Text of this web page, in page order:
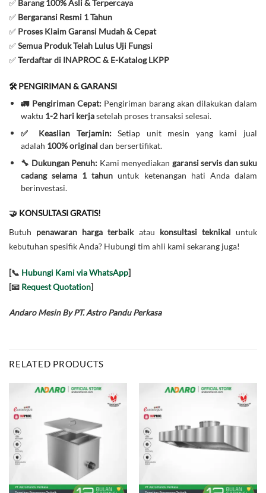
✅ Barang 100% Asli & Terpercaya
✅ Bergaransi Resmi 1 Tahun
✅ Proses Klaim Garansi Mudah & Cepat
✅Semua Produk Telah Lulus Uji Fungsi
✅Terdaftar di INAPROC & E-Katalog LKPP
🛠️ PENGIRIMAN & GARANSI
🚛 Pengiriman Cepat:Pengiriman barang akan dilakukan dalam
waktu 1-2 hari kerjasetelah proses transaksi selesai.
✅ Keaslian Terjamin:Setiap unit mesin yang kami jual
adalah 100% original dan bersertifikat.
🔧 Dukungan Penuh: Kami menyediakan garansi servis dan suku
cadang selama 1 tahun untuk ketenangan hati Anda dalam
berinvestasi.
🤝 KONSULTASI GRATIS!
Butuh penawaran harga terbaikatau konsultasi teknikal untuk
kebutuhan spesifik Anda? Hubungi tim ahli kami sekarang juga!
[📞 Hubungi Kami via WhatsApp]
[📧 Request Quotation]
Andaro Mesin By PT. Astro Pandu Perkasa
RELATED PRODUCTS